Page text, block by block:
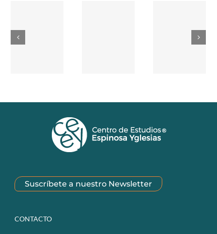
Suscríbete a nuestro Newsletter
CONTACTO